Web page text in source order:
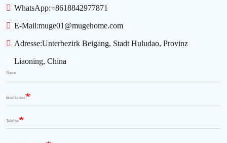
WhatsApp:+8618842977871
E-Mail:muge01@mugehome.com
Adresse:Unterbezirk Beigang, Stadt Huludao, Provinz
Liaoning, China
Name
Briefkasten
Telefon